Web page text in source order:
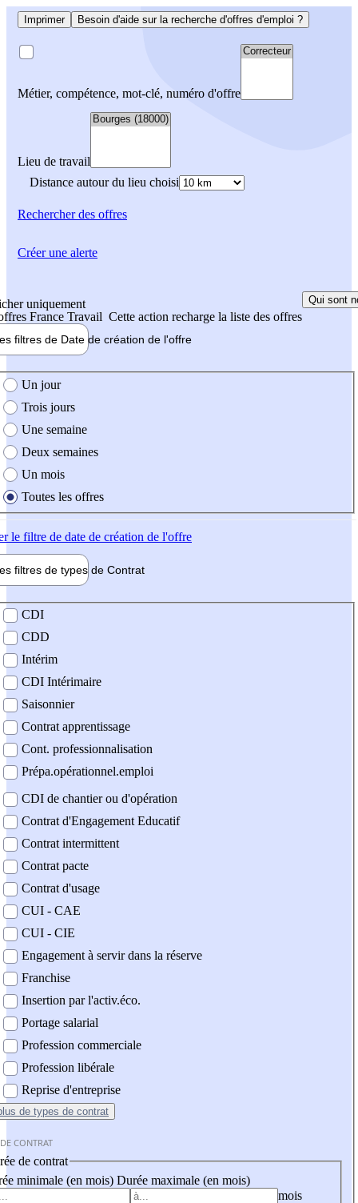
Imprimer Besoin d'aide sur la recherche d'offres d'emploi ?
Métier, compétence, mot-clé, numéro d'offre
Lieu de travail
Distance autour du lieu choisi
Rechercherdes offres
uniquement
France Travail Cette action recharge la liste des offres
Qui sont
filtres de Date de création de l'offre
création de l'offre
Un jour
Trois jours
Une semaine
Deux semaines
Un mois
Toutes les offres
le filtre de date de création de l'offre
filtres de types de Contrat
contrat
CDI
CDD
Intérim
CDI Intérimaire
Saisonnier
Contrat apprentissage
Cont. professionnalisation
Prépa.opérationnel.emploi
CDI de chantier ou d'opération
Contrat d'Engagement Educatif
Contrat intermittent
Contrat pacte
Contrat d'usage
CUI - CAE
CUI - CIE
Engagement à servir dans la réserve
Franchise
Insertion par l'activ.éco.
Portage salarial
Profession commerciale
Profession libérale
Reprise d'entreprise
de types de contrat
CONTRAT
de contrat
minimale (en mois) Durée maximale (en mois)
mois
Créer une alerte